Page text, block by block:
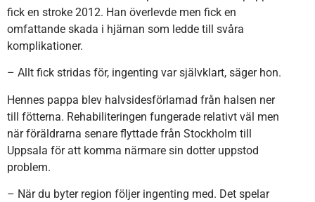
fick en stroke 2012. Han överlevde men fick en
omfattande skada i hjärnan som ledde till svåra
komplikationer.
– Allt fick stridas för, ingenting var självklart, säger hon.
Hennes pappa blev halvsidesförlamad från halsen ner
till fötterna. Rehabiliteringen fungerade relativt väl men
när föräldrarna senare flyttade från Stockholm till
Uppsala för att komma närmare sin dotter uppstod
problem.
– När du byter region följer ingenting med. Det spelar